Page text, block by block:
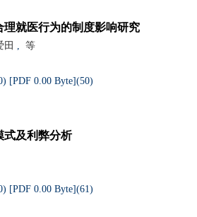
理就医行为的制度影响研究
田 ,
等
) [PDF 0.00 Byte](50)
式及利弊分析
) [PDF 0.00 Byte](61)